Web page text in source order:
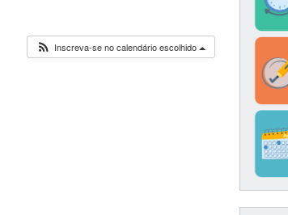
Inscreva-se no calendário escolhido